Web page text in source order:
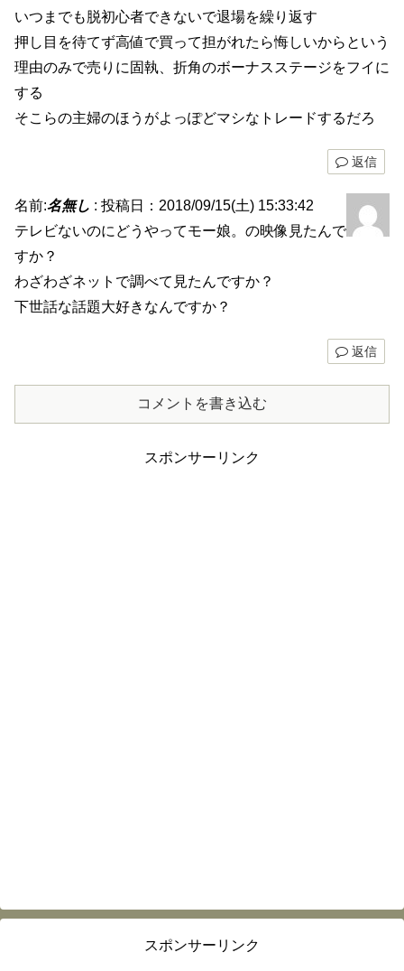
いつまでも脱初心者できないで退場を繰り返す
押し目を待てず高値で買って担がれたら悔しいからという
理由のみで売りに固執、折角のボーナスステージをフイに
する
そこらの主婦のほうがよっぽどマシなトレードするだろ
返信
名前:名無し : 投稿日：2018/09/15(土) 15:33:42
テレビないのにどうやってモー娘。の映像見たんで
すか？
わざわざネットで調べて見たんですか？
下世話な話題大好きなんですか？
返信
コメントを書き込む
スポンサーリンク
スポンサーリンク